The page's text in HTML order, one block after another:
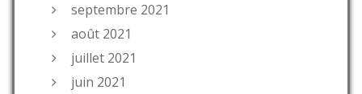
septembre 2021
août 2021
juillet 2021
juin 2021